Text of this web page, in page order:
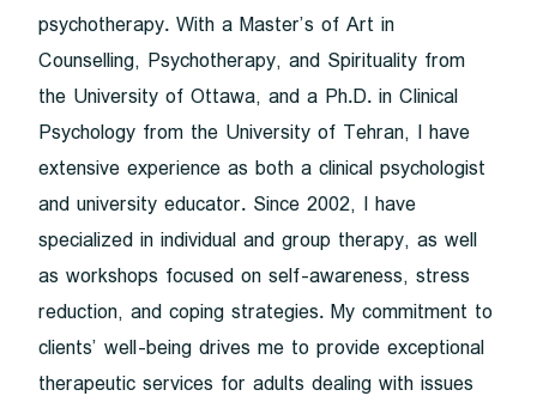
psychotherapy. With a Master’s of Art in
Counselling, Psychotherapy, and Spirituality from
the University of Ottawa, and a Ph.D. in Clinical
Psychology from the University of Tehran, I have
extensive experience as both a clinical psychologist
and university educator. Since 2002, I have
specialized in individual and group therapy, as well
as workshops focused on self-awareness, stress
reduction, and coping strategies. My commitment to
clients’ well-being drives me to provide exceptional
therapeutic services for adults dealing with issues